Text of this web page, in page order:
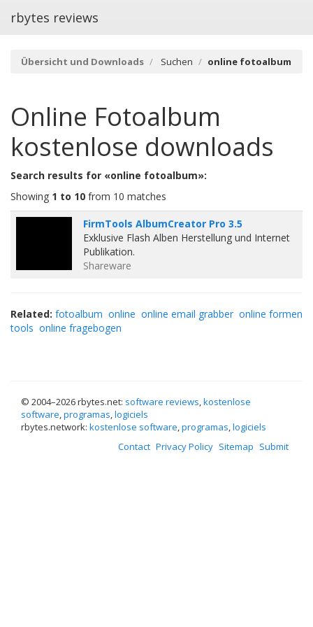
rbytes reviews
Übersicht und Downloads Suchen online fotoalbum
Online Fotoalbum
kostenlose downloads
Search results for «online fotoalbum»:
Showing 1 to 10 from 10 matches
FirmTools AlbumCreator Pro 3.5
Exklusive Flash Alben Herstellung und Internet
Publikation.
Shareware
Related: fotoalbum online online email grabber online formen
tools online fragebogen
© 2004–2026 rbytes.net: software reviews,kostenlose
software,programas,logiciels
rbytes.network: kostenlose software,programas,logiciels
Contact Privacy Policy Sitemap Submit